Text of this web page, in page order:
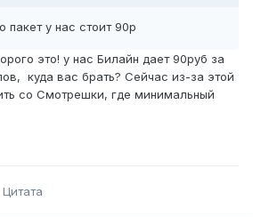
у нас стоит 90р
это! у нас Билайн дает 90руб за
куда вас брать? Сейчас из-за этой
со Смотрешки, где минимальный
Цитата